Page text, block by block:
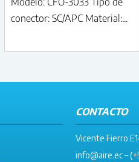
conector: SC/APC Material:...
CONTACTO
Vicente Fierro
info@aire.ec–